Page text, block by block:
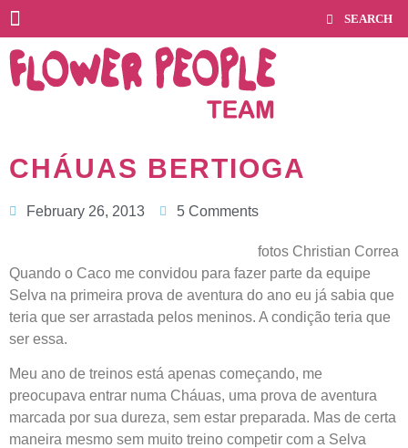
CHÁUAS BERTIOGA
February 26, 2013 5 Comments
fotos Christian Correa
Quando o Caco me convidou para fazer parte da equipe
Selva na primeira prova de aventura do ano eu já sabia que
teria que ser arrastada pelos meninos. A condição teria que
ser essa.
Meu ano de treinos está apenas começando, me
preocupava entrar numa Cháuas, uma prova de aventura
marcada por sua dureza, sem estar preparada. Mas de certa
maneira mesmo sem muito treino competir com a Selva